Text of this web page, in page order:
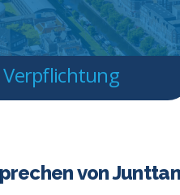
von Junttan